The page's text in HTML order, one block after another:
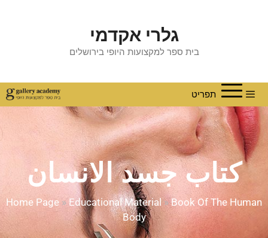
גלרי אקדמי
בית ספר למקצועות היופי בירושלים
תפריט
كتاب جسد الانسان
Home Page » Educational Material »Book Of The Human
Body